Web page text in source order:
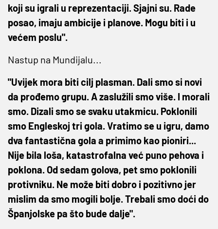
koji su igrali u reprezentaciji. Sjajni su. Rade
posao, imaju ambicije i planove. Mogu biti i u
većem poslu".
Nastup na Mundijalu...
"Uvijek mora biti cilj plasman. Dali smo si novi
da prođemo grupu. A zaslužili smo više. I morali
smo. Dizali smo se svaku utakmicu. Poklonili
smo Engleskoj tri gola. Vratimo se u igru, damo
dva fantastična gola a primimo kao pioniri...
Nije bila loša, katastrofalna već puno pehova i
poklona. Od sedam golova, pet smo poklonili
protivniku. Ne može biti dobro i pozitivno jer
mislim da smo mogili bolje. Trebali smo doći do
Španjolske pa što bude dalje".